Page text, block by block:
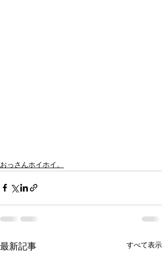
おっさんホイホイ。
最新記事 すべて表示